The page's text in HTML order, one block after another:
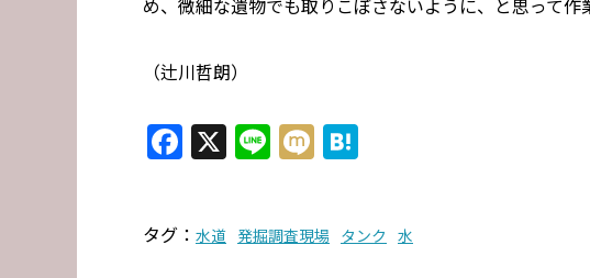
め、微細な遺物でも取りこぼさないように、と思って作
（辻川哲朗）
Facebook
X LineMixi
タグ： 水道 発掘調査現場 タンク 水